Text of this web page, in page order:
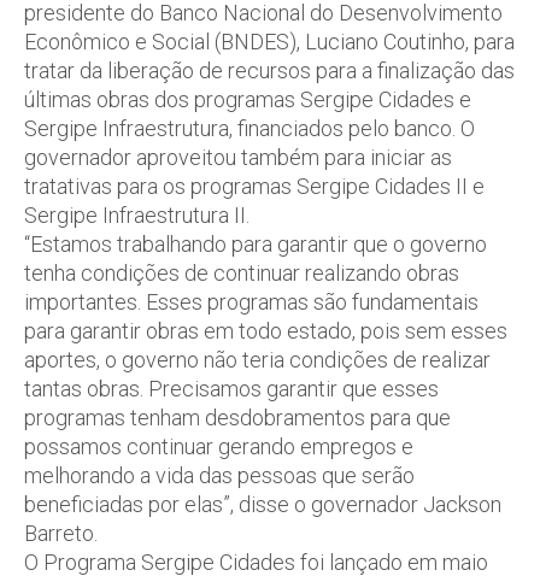
presidente do Banco Nacional do Desenvolvimento
Econômico e Social (BNDES), Luciano Coutinho, para
tratar da liberação de recursos para a finalização das
últimas obras dos programas Sergipe Cidades e
Sergipe Infraestrutura, financiados pelo banco. O
governador aproveitou também para iniciar as
tratativas para os programas Sergipe Cidades II e
Sergipe Infraestrutura II.
“Estamos trabalhando para garantir que o governo
tenha condições de continuar realizando obras
importantes. Esses programas são fundamentais
para garantir obras em todo estado, pois sem esses
aportes, o governo não teria condições de realizar
tantas obras. Precisamos garantir que esses
programas tenham desdobramentos para que
possamos continuar gerando empregos e
melhorando a vida das pessoas que serão
beneficiadas por elas”, disse o governador Jackson
Barreto.
O Programa Sergipe Cidades foi lançado em maio